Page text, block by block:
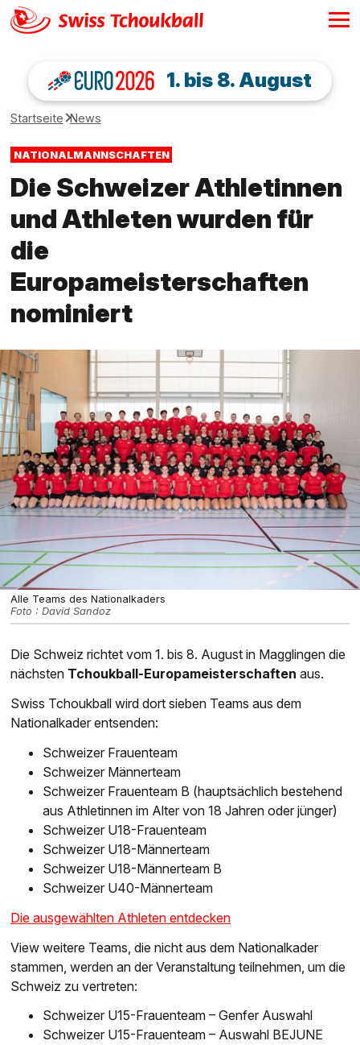
1. bis 8. August
Startseite News
NATIONALMANNSCHAFTEN
Die Schweizer Athletinnen
und Athleten wurden für
die
Europameisterschaften
nominiert
Alle Teams des Nationalkaders
Foto : David Sandoz
Die Schweiz richtet vom 1. bis 8. August in Magglingen die
nächsten Tchoukball-Europameisterschaften aus.
Swiss Tchoukball wird dort sieben Teams aus dem
Nationalkader entsenden:
Schweizer Frauenteam
Schweizer Männerteam
Schweizer Frauenteam B (hauptsächlich bestehend
aus Athletinnen im Alter von 18 Jahren oder jünger)
Schweizer U18-Frauenteam
Schweizer U18-Männerteam
Schweizer U18-Männerteam B
Schweizer U40-Männerteam
Die ausgewählten Athleten entdecken
View weitere Teams, die nicht aus dem Nationalkader
stammen, werden an der Veranstaltung teilnehmen, um die
Schweiz zu vertreten:
Schweizer U15-Frauenteam – Genfer Auswahl
Schweizer U15-Frauenteam – Auswahl BEJUNE